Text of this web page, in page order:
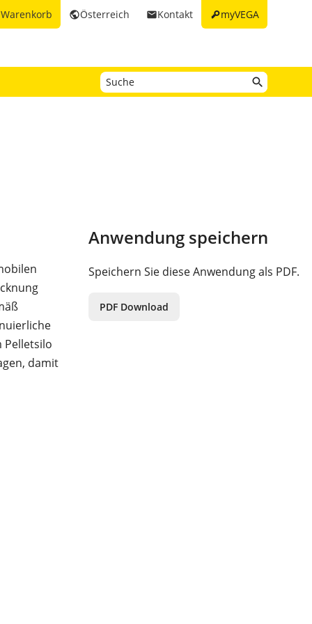
keymyVEGA
emailKontakt
publicÖsterreich
Warenkorb
Pelletsilo
damit
Anwendung speichern
Speichern Sie diese Anwendung als PDF.
PDF Download